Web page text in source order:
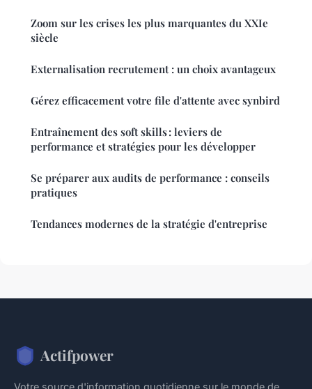
Zoom sur les crises les plus marquantes du XXIe
siècle
Externalisation recrutement : un choix avantageux
Gérez efficacement votre file d'attente avec synbird
Entraînement des soft skills : leviers de
performance et stratégies pour les développer
Se préparer aux audits de performance : conseils
pratiques
Tendances modernes de la stratégie d'entreprise
Actifpower